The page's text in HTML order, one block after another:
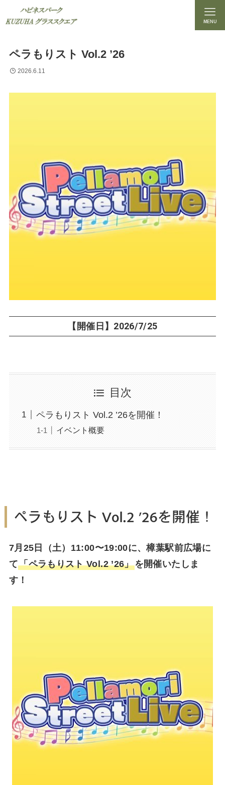
MENU
ペラもりスト Vol.2 ’26
2026.6.11
【開催日】2026/7/25
目次
ペラもりスト Vol.2 ’26を開催！
イベント概要
ペラもりスト Vol.2 ’26を開催！
7月25日（土）11:00〜19:00に、樟葉駅前広場に
て「ペラもりスト Vol.2 ’26」を開催いたしま
す！